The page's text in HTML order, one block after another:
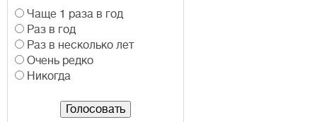
В
а
р
и
а
Чаще 1 раза в год
Раз в год
Раз в несколько лет
Очень редко
Никогда